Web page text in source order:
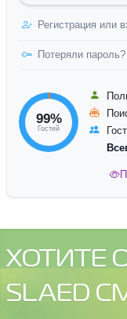
Регистрация или
Потеряли пароль?
99%
Гостей
ХОТИТЕ
SLAED